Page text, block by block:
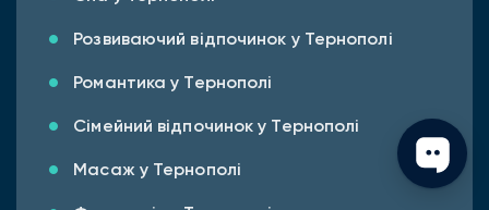
Розвиваючий відпочинок у Тернополі
Романтика у Тернополі
Сімейний відпочинок у Тернополі
Масаж у Тернополі